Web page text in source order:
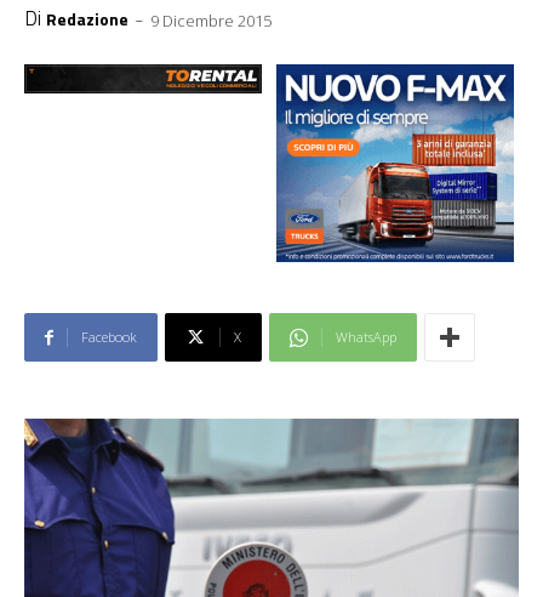
Di Redazione - 9 Dicembre 2015
Facebook X WhatsApp